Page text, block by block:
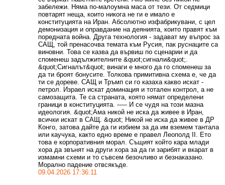
забележи. Няма по-малоумна маса от тези. От седмици
повтарят неща, които никога не ги е имало е
конституцията на Иран. Абсолютно изфабрикувани, с цел
демонизация и оправдание на деянията, които правят към
поредната война. Друга технология - задават му въпрос за
САЩ, той пренасочва темата към Русия, пак руснаците са
виновни. Това се казва да вървиш по сценарии и да
споменеш задължителните &quot;сигнали&quot;.
&quot;Сигналът&quot; винаги е много да го споменеш за
да ти броят бонусите. Толкова примитивна схема е, че да
ти се дореве. САЩ и Тръмп си го казаха какво искат -
петрол. Израел искат доминация и тотален контрол, а не
самозащита. Те са страната, която нямат определени
граници в конституцията. ----- И се чудя на този мазна
идеология. &quot;Ама никой не иска да живее в Иран,
всички искат в САЩ. &quot; Никой не иска да живее в ДР
Конго, затова дайте да ги избием за да им вземем тантала
или каучука, както едно време е правел Леополд II. Ето
това е корпоративния морал. Същият който кара млади
хора да звънят на други хора за да ги зарибят и вкарат в
измамни схеми и то съвсем безочливо и безнаказано.
Морално падение отвсякъде.
09.04.2026 17:36:11